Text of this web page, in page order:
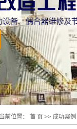
前位置： 首 页 >> 成功案例